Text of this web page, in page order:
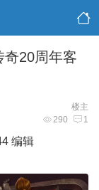
奇20周年客
楼主
290 1
编辑